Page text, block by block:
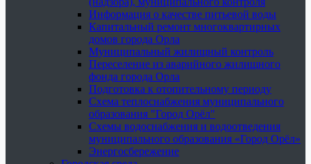
Информация о качестве питьевой воды
Капитальный ремонт многоквартирных
домов города Орла
Муниципальный жилищный контроль
Переселение из аварийного жилищного
фонда города Орла
Подготовка к отопительному периоду
Схема теплоснабжения муниципального
образования "Город Орёл"
Схемы водоснабжения и водоотведения
муниципального образования «Город Орёл»
Энергосбережение